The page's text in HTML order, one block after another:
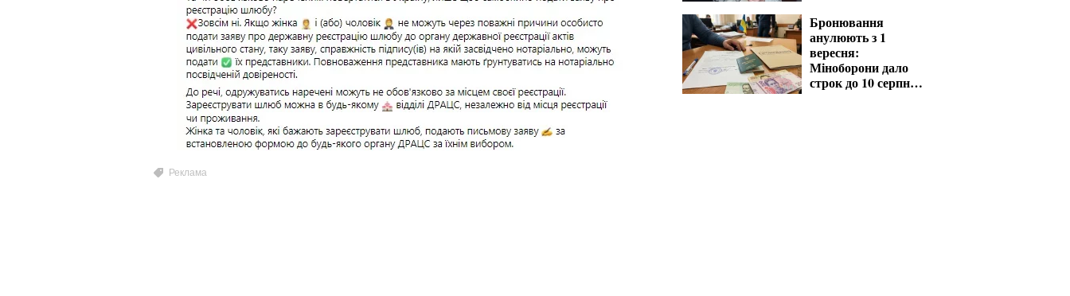
Бронювання
анулюють з 1
вересня:
Міноборони дало
строк до 10 серпня